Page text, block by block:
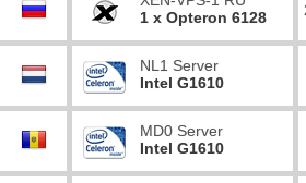
1 x Opteron 6128
NL1 Server
Intel G1610
MD0 Server
Intel G1610